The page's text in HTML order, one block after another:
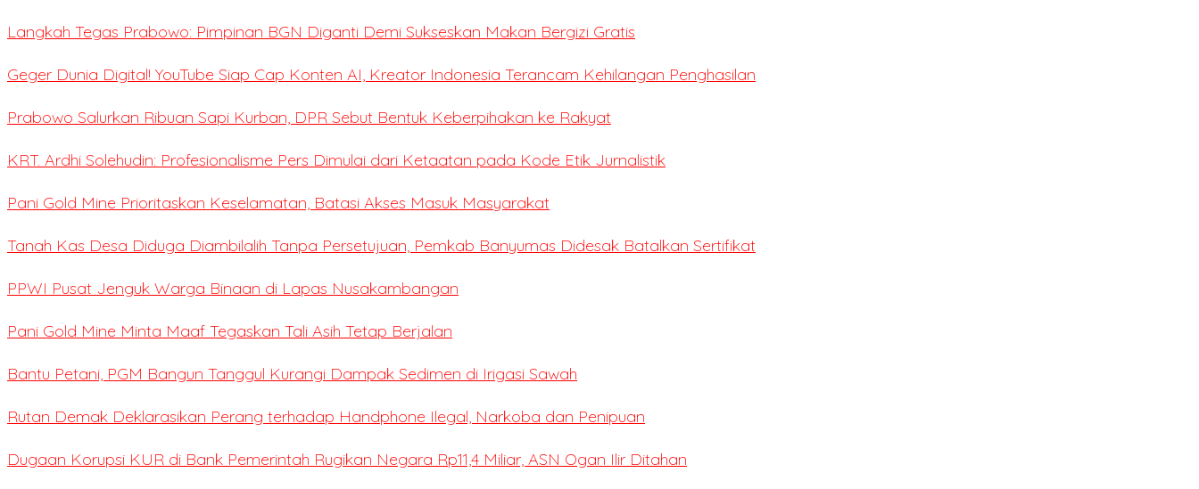
Langkah Tegas Prabowo: Pimpinan BGN Diganti Demi Sukseskan Makan Bergizi Gratis
Geger Dunia Digital! YouTube Siap Cap Konten AI, Kreator Indonesia Terancam Kehilangan Penghasilan
Prabowo Salurkan Ribuan Sapi Kurban, DPR Sebut Bentuk Keberpihakan ke Rakyat
KRT. Ardhi Solehudin: Profesionalisme Pers Dimulai dari Ketaatan pada Kode Etik Jurnalistik
Pani Gold Mine Prioritaskan Keselamatan, Batasi Akses Masuk Masyarakat
Tanah Kas Desa Diduga Diambilalih Tanpa Persetujuan, Pemkab Banyumas Didesak Batalkan Sertifikat
PPWI Pusat Jenguk Warga Binaan di Lapas Nusakambangan
Pani Gold Mine Minta Maaf Tegaskan Tali Asih Tetap Berjalan
Bantu Petani, PGM Bangun Tanggul Kurangi Dampak Sedimen di Irigasi Sawah
Rutan Demak Deklarasikan Perang terhadap Handphone Ilegal, Narkoba dan Penipuan
Dugaan Korupsi KUR di Bank Pemerintah Rugikan Negara Rp11,4 Miliar, ASN Ogan Ilir Ditahan